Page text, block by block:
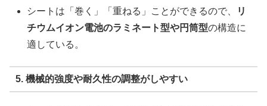
シートは「巻く」「重ねる」ことができるので、
リ
チウムイオン電池のラミネート型や円筒型の構造に
適している。
5. 機械的強度や耐久性の調整がしやすい